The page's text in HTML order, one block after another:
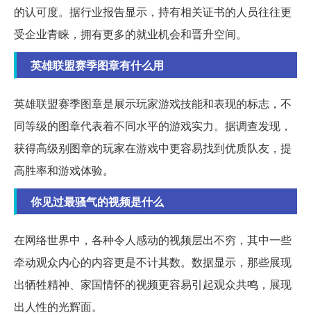
的认可度。据行业报告显示，持有相关证书的人员往往更
受企业青睐，拥有更多的就业机会和晋升空间。
英雄联盟赛季图章有什么用
英雄联盟赛季图章是展示玩家游戏技能和表现的标志，不
同等级的图章代表着不同水平的游戏实力。据调查发现，
获得高级别图章的玩家在游戏中更容易找到优质队友，提
高胜率和游戏体验。
你见过最骚气的视频是什么
在网络世界中，各种令人感动的视频层出不穷，其中一些
牵动观众内心的内容更是不计其数。数据显示，那些展现
出牺牲精神、家国情怀的视频更容易引起观众共鸣，展现
出人性的光辉面。